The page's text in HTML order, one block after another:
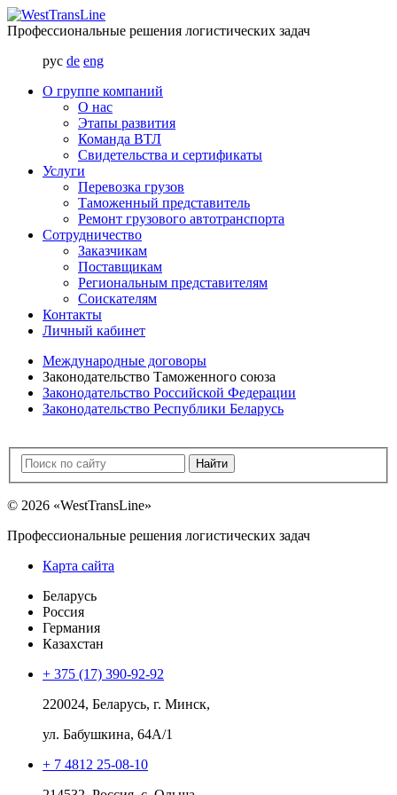
Профессиональные решения логистических задач
рус de eng
О группе компаний
О нас
Этапы развития
Команда ВТЛ
Свидетельства и сертификаты
Услуги
Перевозка грузов
Таможенный представитель
Ремонт грузового автотранспорта
Сотрудничество
Заказчикам
Поставщикам
Региональным представителям
Соискателям
Контакты
Личный кабинет
Международные договоры
Законодательство Таможенного союза
Законодательство Российской Федерации
Законодательство Республики Беларусь
© 2026 «WestTransLine»
Профессиональные решения логистических задач
Карта сайта
Беларусь
Россия
Германия
Казахстан
+ 375 (17) 390-92-92
220024, Беларусь, г. Минск,
ул. Бабушкина, 64А/1
+ 7 4812 25-08-10